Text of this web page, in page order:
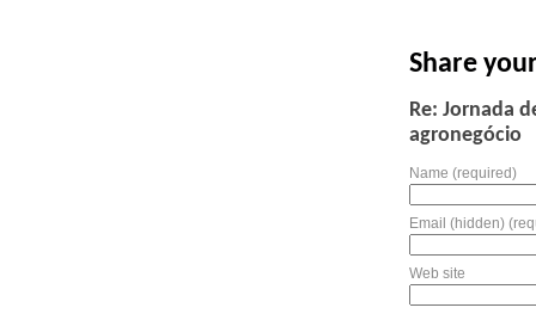
Share
Re: Jornada
agronegócio
Name (required)
Email (hidden)
Web site